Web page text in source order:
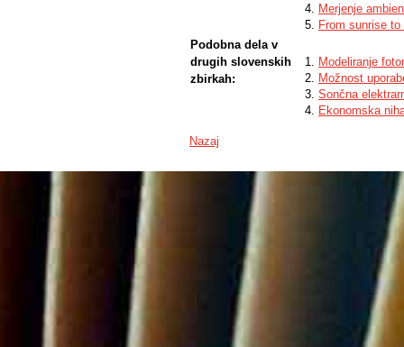
Merjenje
From sunrise to
Podobna dela v
drugih slovenskih
zbirkah:
Modeliranje
Možnost
Sončna
Ekonomska
Nazaj